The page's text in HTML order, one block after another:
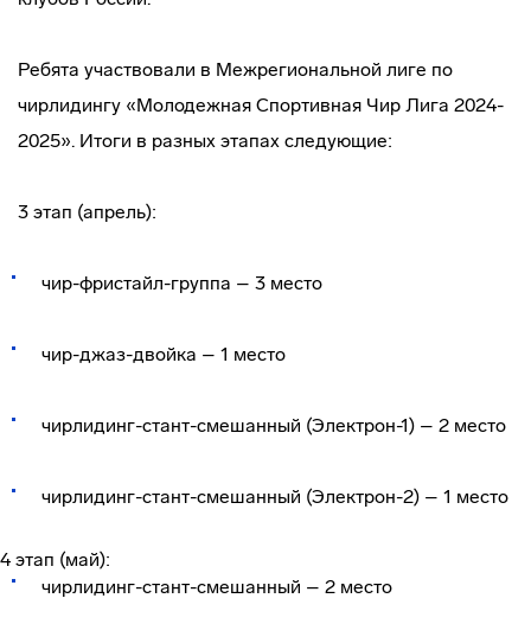
Ребята участвовали в Межрегиональной лиге по
чирлидингу «Молодежная Спортивная Чир Лига 2024-
2025». Итоги в разных этапах следующие:
3 этап (апрель):
чир-фристайл-группа – 3 место
чир-джаз-двойка – 1 место
чирлидинг-стант-смешанный (Электрон-1) – 2 место
чирлидинг-стант-смешанный (Электрон-2) – 1 место
4 этап (май):
чирлидинг-стант-смешанный – 2 место